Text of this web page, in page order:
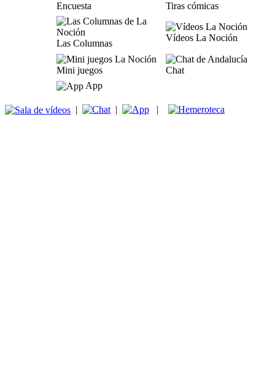
Encuesta Tiras cómicas
Las Columnas
Vídeos La Noción
Mini juegos
Chat
App
| | |